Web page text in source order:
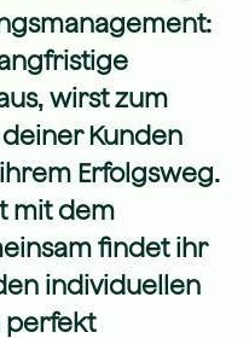
wirst zum
Kunden
Erfolgsweg.
mit dem
findet ihr
individuellen
perfekt